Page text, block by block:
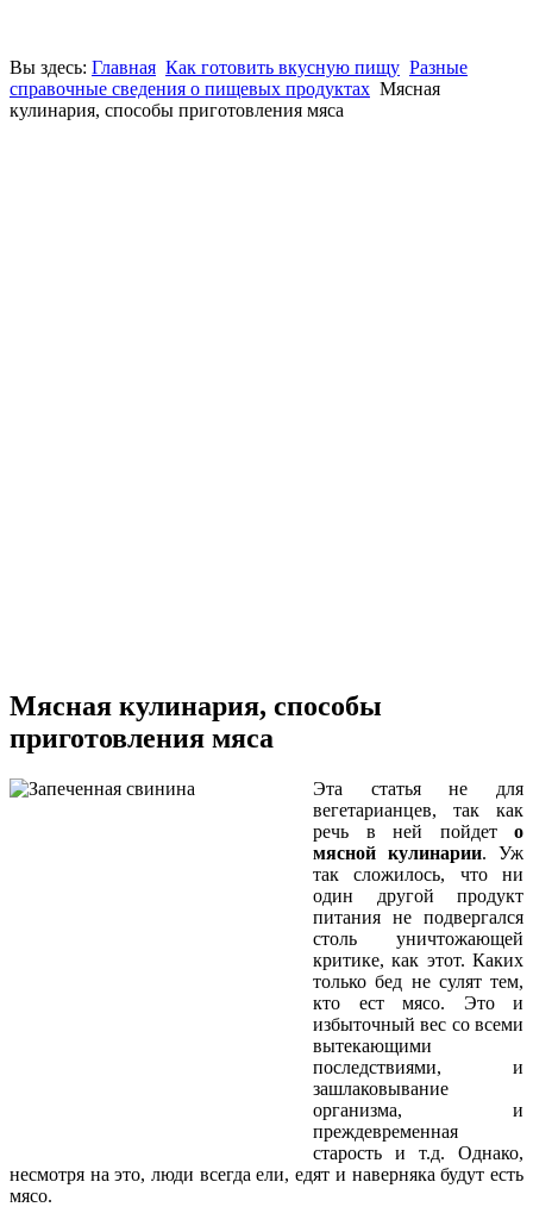
Вы здесь: Главная Как готовить вкусную пищу Разные
справочные сведения о пищевых продуктах Мясная
кулинария, способы приготовления мяса
Мясная кулинария, способы
приготовления мяса
Эта статья не для
вегетарианцев, так как
речь в ней пойдет о
мясной кулинарии. Уж
так сложилось, что ни
один другой продукт
питания не подвергался
столь уничтожающей
критике, как этот. Каких
только бед не сулят тем,
кто ест мясо. Это и
избыточный вес со всеми
вытекающими
последствиями, и
зашлаковывание
организма, и
преждевременная
старость и т.д. Однако,
несмотря на это, люди всегда ели, едят и наверняка будут есть
мясо.